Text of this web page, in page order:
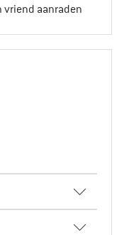
vriend aanraden